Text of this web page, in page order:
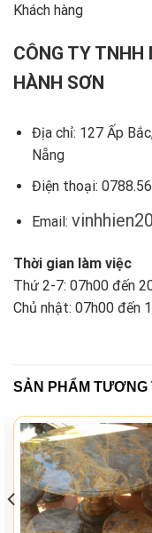
Khách hàng
CÔNG TY
HÀNH SƠN
Địa chỉ: 127 Ấp
Nẵng
Điện thoại:
Email:
Thời gian làm việc
Thứ 2-7: 07h00 đến
Chủ nhật: 07h00 đến
SẢN PHẨM TƯƠNG